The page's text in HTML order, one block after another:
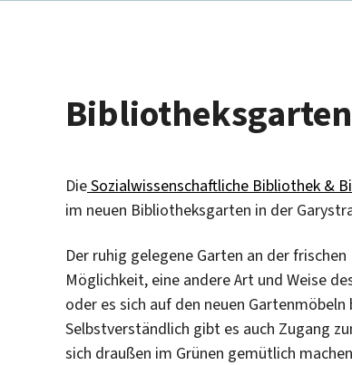
Bibliotheksgarten
DieSozialwissenschaftliche Bibliothek &
im neuen Bibliotheksgarten in der
Der ruhig gelegene Garten an der
Möglichkeit, eine andere Art und Weise
oder es sich auf den neuen Gartenmöbeln
Selbstverständlich gibt es auch Zugang
sich draußen im Grünen gemütlich